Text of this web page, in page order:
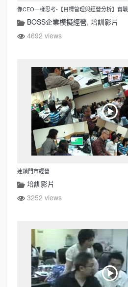
像CEO一樣思考-【目標管理與經營分析】實
BOSS企業模擬經營, 培訓影片
4692 views
連鎖門市經營
培訓影片
3252 views